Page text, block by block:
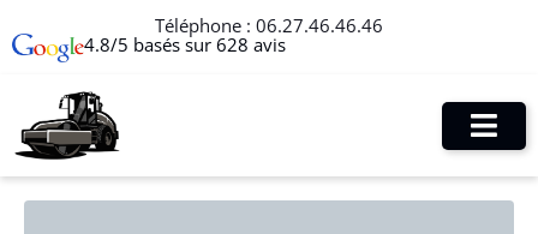
Téléphone : 06.27.46.46.46
4.8/5 basés sur 628 avis